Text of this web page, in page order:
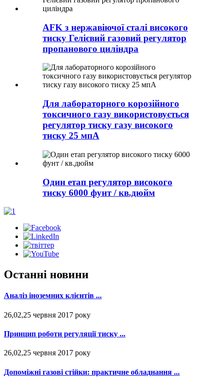
AFK з нержавіючої сталі високого
тиску Гелієвий газовий регулятор
пропанового циліндра
Для лабораторного корозійного
токсичного газу використовується
регулятор тиску газу високого
тиску 25 мпА
Один етап регулятор високого
тиску 6000 фунт / кв.дюйм
Останні новини
Аналіз іноземних клієнтів ...
26,02,25 червня 2017 року
Принцип роботи регуляції тиску ...
26,02,25 червня 2017 року
Допоміжні газові стійки: практичне обладнання ...